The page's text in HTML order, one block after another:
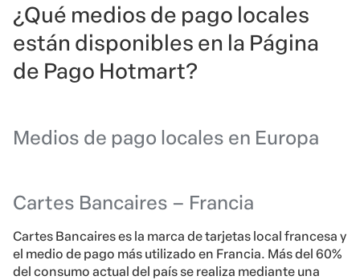
¿Qué medios de pago locales
están disponibles en la Página
de Pago Hotmart?
Medios de pago locales en Europa
Cartes Bancaires – Francia
Cartes Bancaires es la marca de tarjetas local francesa y
el medio de pago más utilizado en Francia. Más del 60%
del consumo actual del país se realiza mediante una